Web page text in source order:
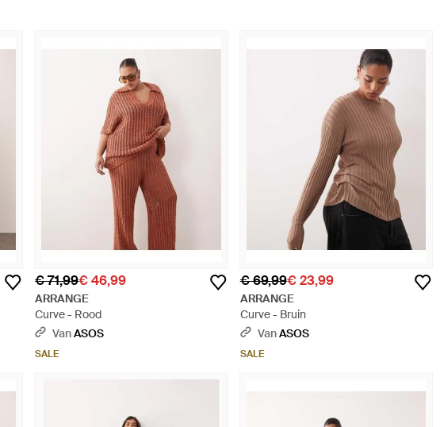
€ 71,99€ 46,99
ARRANGE
Curve - Rood
VanASOS
SALE
€ 69,99€ 23,99
ARRANGE
Curve - Bruin
VanASOS
SALE